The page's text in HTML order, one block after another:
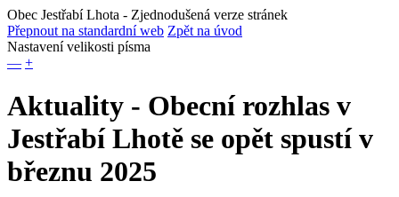
Obec Jestřabí Lhota - Zjednodušená verze stránek
Přepnout na standardní web Zpět na úvod
Nastavení velikosti písma
— +
Aktuality - Obecní rozhlas v
Jestřabí Lhotě se opět spustí v
březnu 2025